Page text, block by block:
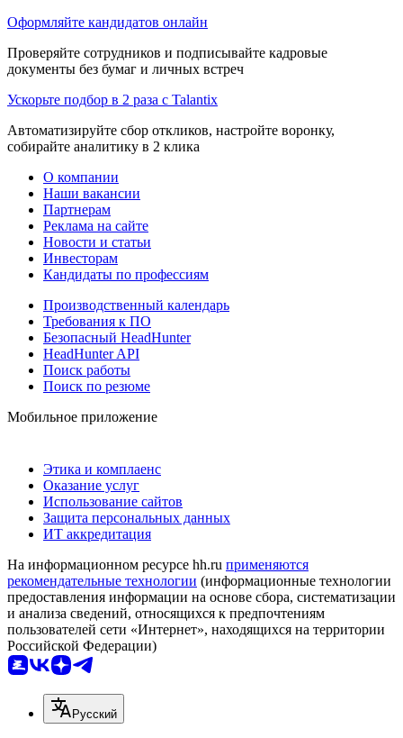
Оформляйте кандидатов онлайн
Проверяйте сотрудников и подписывайте кадровые
документы без бумаг и личных встреч
Ускорьте подбор в 2 раза с Talantix
Автоматизируйте сбор откликов, настройте воронку,
собирайте аналитику в 2 клика
О компании
Наши вакансии
Партнерам
Реклама на сайте
Новости и статьи
Инвесторам
Кандидаты по профессиям
Производственный календарь
Требования к ПО
Безопасный HeadHunter
HeadHunter API
Поиск работы
Поиск по резюме
Мобильное приложение
Этика и комплаенс
Оказание услуг
Использование сайтов
Защита персональных данных
ИТ аккредитация
На информационном ресурсе hh.ru применяются
рекомендательные технологии (информационные технологии
предоставления информации на основе сбора, систематизации
и анализа сведений, относящихся к предпочтениям
пользователей сети «Интернет», находящихся на территории
Российской Федерации)
Русский